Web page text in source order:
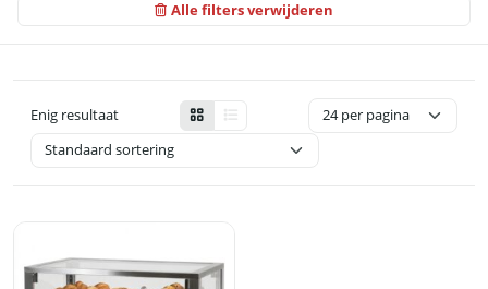
Alle filters verwijderen
Enig resultaat